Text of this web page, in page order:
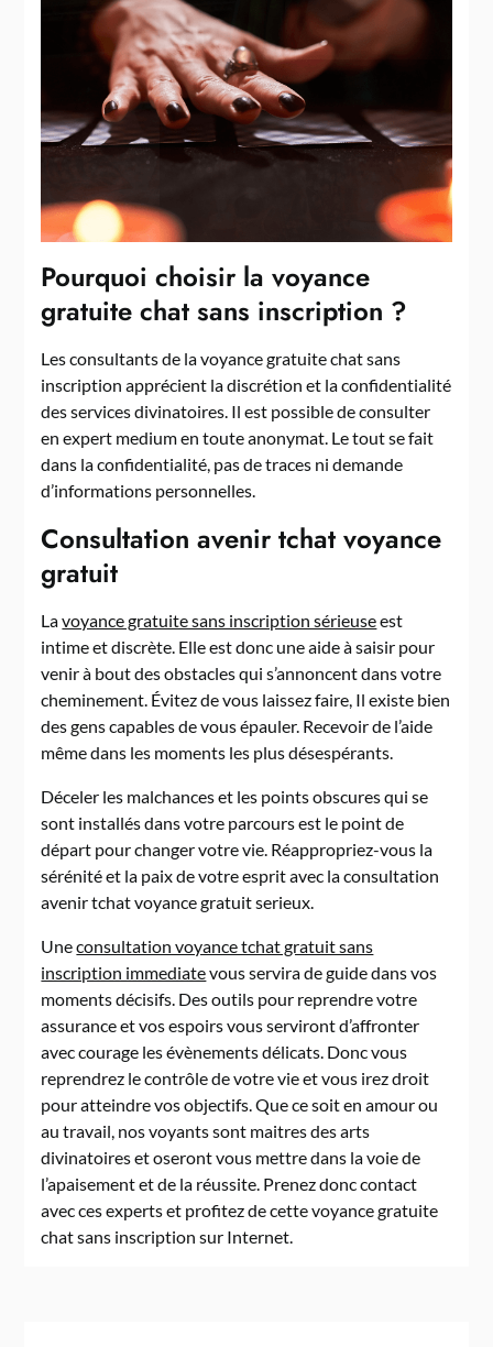
Pourquoi choisir la voyance
gratuite chat sans inscription ?
Les consultants de la voyance gratuite chat sans
inscription apprécient la discrétion et la confidentialité
des services divinatoires. Il est possible de consulter
en expert medium en toute anonymat. Le tout se fait
dans la confidentialité, pas de traces ni demande
d’informations personnelles.
Consultation avenir tchat voyance
gratuit
Lavoyance gratuite sans inscription sérieuseest
intime et discrète. Elle est donc une aide à saisir pour
venir à bout des obstacles qui s’annoncent dans votre
cheminement. Évitez de vous laissez faire, Il existe bien
des gens capables de vous épauler. Recevoir de l’aide
même dans les moments les plus désespérants.
Déceler les malchances et les points obscures qui se
sont installés dans votre parcours est le point de
départ pour changer votre vie. Réappropriez-vous la
sérénité et la paix de votre esprit avec la consultation
avenir tchat voyance gratuit serieux.
Uneconsultation voyance tchat gratuit sans
inscription immediatevous servira de guide dans vos
moments décisifs. Des outils pour reprendre votre
assurance et vos espoirs vous serviront d’affronter
avec courage les évènements délicats. Donc vous
reprendrez le contrôle de votre vie et vous irez droit
pour atteindre vos objectifs. Que ce soit en amour ou
au travail, nos voyants sont maitres des arts
divinatoires et oseront vous mettre dans la voie de
l’apaisement et de la réussite. Prenez donc contact
avec ces experts et profitez de cette voyance gratuite
chat sans inscription sur Internet.